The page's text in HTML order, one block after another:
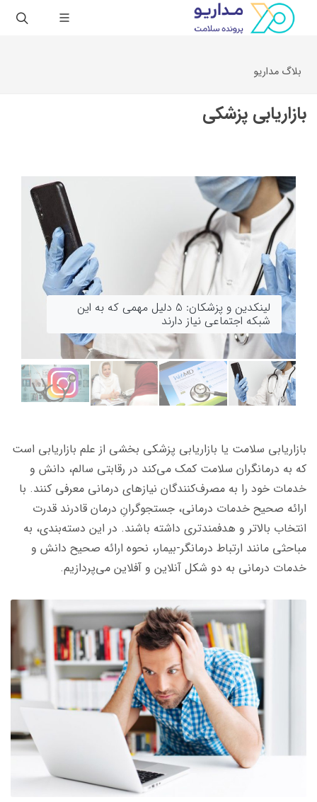
بلاگ مداریو
بازاریابی پزشکی
لینکدین و پزشکان: 5 دلیل مهمی که به این
شبکه اجتماعی نیاز دارند
10 وب‌سایت برتر پزشکی برای پزشکان
ماماها اجازه تجویز چه داروهایی را دارند؟
بازاریابی کسب‌وکارهای پزشکی: روش‌های مفید
و کاربردی
بازاریابی سلامت یا بازاریابی پزشکی بخشی از علم بازاریابی است
که به درمانگران سلامت کمک می‌کند در رقابتی سالم، دانش و
خدمات خود را به مصرف‌کنندگان نیازهای درمانی معرفی کنند. با
ارائه صحیح خدمات درمانی،‌ جستجوگرانِ درمان قادرند قدرت
انتخاب بالاتر و هدفمندتری داشته باشند. در این دسته‌بندی، به
مباحثی مانند ارتباط درمانگر-بیمار، نحوه ارائه صحیح دانش و
خدمات درمانی به دو شکل آنلاین و آفلاین می‌پردازیم.